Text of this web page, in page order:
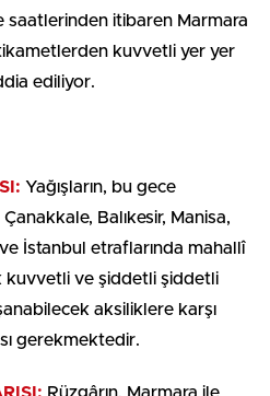
saatlerinden itibaren Marmara
kuvvetli yer yer
ediliyor.
Yağışların, bu gece
Balıkesir, Manisa,
İstanbul etraflarında mahallî
kuvvetli ve şiddetli şiddetli
aksiliklere karşı
gerekmektedir.
Rüzgârın, Marmara ile